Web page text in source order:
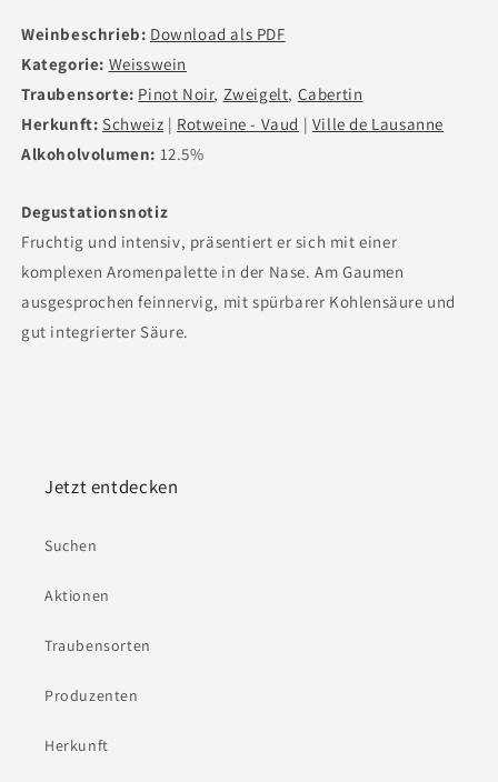
Weinbeschrieb: Download als PDF
Kategorie: Weisswein
Traubensorte: Pinot Noir, Zweigelt, Cabertin
Herkunft: Schweiz | Rotweine - Vaud | Ville de Lausanne
Alkoholvolumen: 12.5%
Degustationsnotiz
Fruchtig und intensiv, präsentiert er sich mit einer
komplexen Aromenpalette in der Nase. Am Gaumen
ausgesprochen feinnervig, mit spürbarer Kohlensäure und
gut integrierter Säure.
Jetzt entdecken
Suchen
Aktionen
Traubensorten
Produzenten
Herkunft